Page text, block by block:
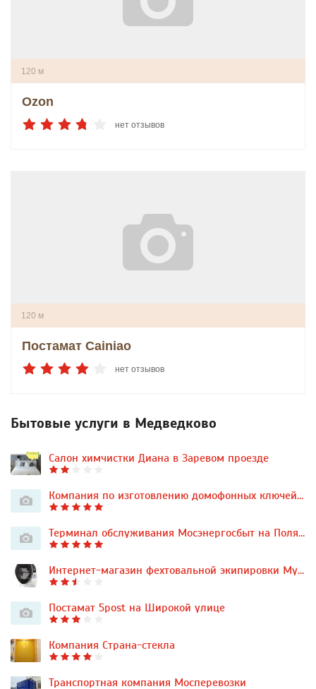
120 м
Ozon
нет отзывов
120 м
Постамат Cainiao
нет отзывов
Бытовые услуги в Медведково
Салон химчистки Диана в Заревом проезде
Постамат 5post на Широкой улице
Компания Страна-стекла
Транспортная компания Мосперевозки